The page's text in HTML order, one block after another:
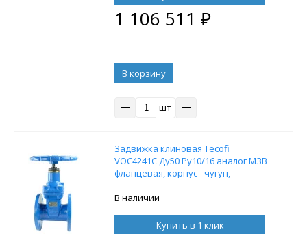
1 106 511 ₽
В корзину
шт
Задвижка клиновая Tecofi
VOC4241C Ду50 Ру10/16 аналог МЗВ
фланцевая, корпус - чугун,
клин Тмакс=110°С, со штурвалом
В наличии
Купить в 1 клик